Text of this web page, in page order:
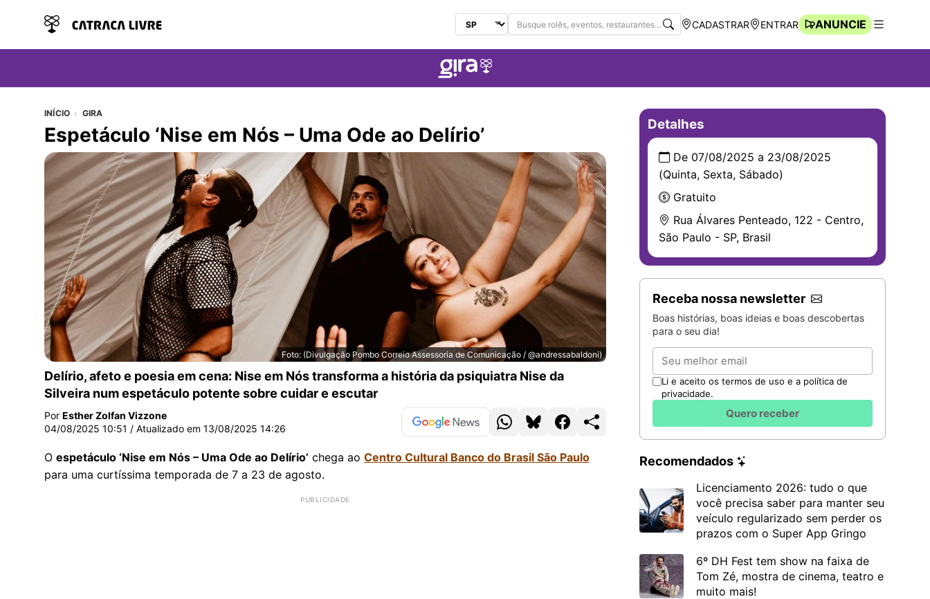
Selecionar Estado
Buscar no Gira
Navegação Rápida
CADASTRAR ENTRAR
ANUNCIE
INÍCIO GIRA
Espetáculo ‘Nise em Nós – Uma Ode ao Delírio’
Foto: (Divulgação Pombo Correio Assessoria de Comunicação / @andressabaldoni)
Espetáculo ‘Nise em Nós – Uma Ode ao Delírio’
Delírio, afeto e poesia em cena: Nise em Nós transforma a história da psiquiatra Nise da
Silveira num espetáculo potente sobre cuidar e escutar
Por Esther Zolfan Vizzone
04/08/2025 10:51 / Atualizado em 13/08/2025 14:26
O espetáculo ‘Nise em Nós – Uma Ode ao Delírio’ chega ao Centro Cultural Banco do Brasil São Paulo
para uma curtíssima temporada de 7 a 23 de agosto.
Detalhes
De 07/08/2025 a 23/08/2025
(Quinta, Sexta, Sábado)
Gratuito
Rua Álvares Penteado, 122 - Centro,
São Paulo - SP, Brasil
Receba nossa newsletter
Boas histórias, boas ideias e boas descobertas
para o seu dia!
Email
Li e aceito os termos de uso e a política de
privacidade.
Quero receber
Recomendados
Licenciamento 2026: tudo o que
você precisa saber para manter seu
veículo regularizado sem perder os
prazos com o Super App Gringo
6º DH Fest tem show na faixa de
Tom Zé, mostra de cinema, teatro e
muito mais!